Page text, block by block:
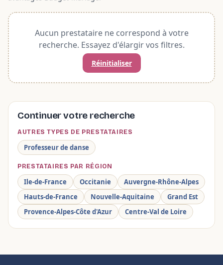
Aucun prestataire ne correspond à votre
recherche. Essayez d'élargir vos filtres.
Réinitialiser
Continuer votre recherche
AUTRES TYPES DE PRESTATAIRES
Professeur de danse
PRESTATAIRES PAR RÉGION
Ile-de-France Occitanie
Auvergne-Rhône-Alpes
Hauts-de-France
Nouvelle-Aquitaine
Grand Est
Provence-Alpes-Côte d'Azur
Centre-Val de Loire